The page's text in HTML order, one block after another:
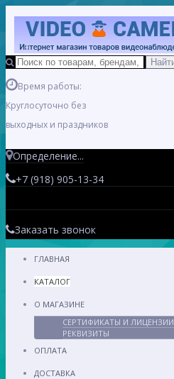
Время работы:
Круглосуточно без
выходных и праздников
Определение...
+7 (918) 905-13-34
Заказать звонок
ГЛАВНАЯ
КАТАЛОГ
О МАГАЗИНЕ
СЕРТИФИКАТЫ И ЛИЦЕНЗИИ
РЕКВИЗИТЫ
ОПЛАТА
ДОСТАВКА